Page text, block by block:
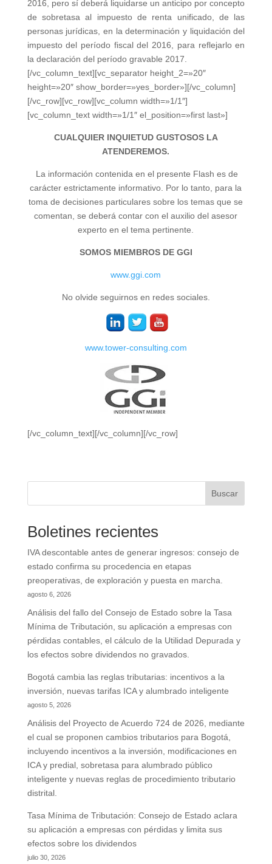
2016, pero sí deberá liquidarse un anticipo por concepto
de sobretasa al impuesto de renta unificado, de las
personas jurídicas, en la determinación y liquidación del
impuesto del período fiscal del 2016, para reflejarlo en
la declaración del período gravable 2017.
[/vc_column_text][vc_separator height_2=»20″
height=»20″ show_border=»yes_border»][/vc_column]
[/vc_row][vc_row][vc_column width=»1/1″]
[vc_column_text width=»1/1″ el_position=»first last»]
CUALQUIER INQUIETUD GUSTOSOS LA
ATENDEREMOS.
La información contenida en el presente Flash es de
carácter estrictamente informativo. Por lo tanto, para la
toma de decisiones particulares sobre los temas que se
comentan, se deberá contar con el auxilio del asesor
experto en el tema pertinente.
SOMOS MIEMBROS DE GGI
www.ggi.com
No olvide seguirnos en redes sociales.
www.tower-consulting.com
[/vc_column_text][/vc_column][/vc_row]
Buscar
Boletines recientes
IVA descontable antes de generar ingresos: consejo de
estado confirma su procedencia en etapas
preoperativas, de exploración y puesta en marcha.
agosto 6, 2026
Análisis del fallo del Consejo de Estado sobre la Tasa
Mínima de Tributación, su aplicación a empresas con
pérdidas contables, el cálculo de la Utilidad Depurada y
los efectos sobre dividendos no gravados.
Bogotá cambia las reglas tributarias: incentivos a la
inversión, nuevas tarifas ICA y alumbrado inteligente
agosto 5, 2026
Análisis del Proyecto de Acuerdo 724 de 2026, mediante
el cual se proponen cambios tributarios para Bogotá,
incluyendo incentivos a la inversión, modificaciones en
ICA y predial, sobretasa para alumbrado público
inteligente y nuevas reglas de procedimiento tributario
distrital.
Tasa Mínima de Tributación: Consejo de Estado aclara
su aplicación a empresas con pérdidas y limita sus
efectos sobre los dividendos
julio 30, 2026